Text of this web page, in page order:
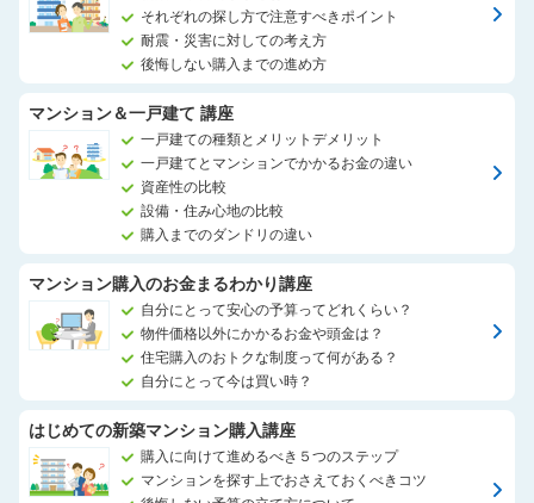
それぞれの探し方で注意すべきポイント
耐震・災害に対しての考え方
後悔しない購入までの進め方
マンション＆一戸建て 講座
一戸建ての種類とメリットデメリット
一戸建てとマンションでかかるお金の違い
資産性の比較
設備・住み心地の比較
購入までのダンドリの違い
マンション購入のお金まるわかり講座
自分にとって安心の予算ってどれくらい？
物件価格以外にかかるお金や頭金は？
住宅購入のおトクな制度って何がある？
自分にとって今は買い時？
はじめての新築マンション購入講座
購入に向けて進めるべき５つのステップ
マンションを探す上でおさえておくべきコツ